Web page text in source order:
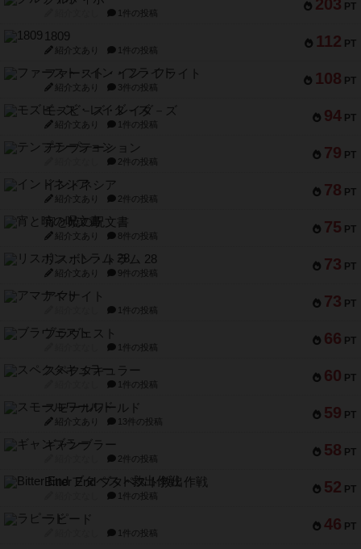
203 PT
1件の投稿
112 PT
1809
紹介文あり 1件の投稿
108 PT
ファースト・イン・フライト
紹介文あり 3件の投稿
94 PT
モズビ－ズ・レイダ－ズ
紹介文あり 1件の投稿
79 PT
テンプテーション
2件の投稿
78 PT
インドネシア
紹介文あり 2件の投稿
75 PT
宵と暁の呪文書
紹介文あり 8件の投稿
73 PT
リスボン・トラム 28
紹介文あり 9件の投稿
73 PT
アマナイト
1件の投稿
66 PT
ブラヴェスト
1件の投稿
60 PT
スペクタキュラー
1件の投稿
59 PT
スモールワールド
紹介文あり 13件の投稿
58 PT
ギャンブラー
2件の投稿
52 PT
Bitter End ブタペスト救出作戦
1件の投稿
46 PT
ラピード
1件の投稿